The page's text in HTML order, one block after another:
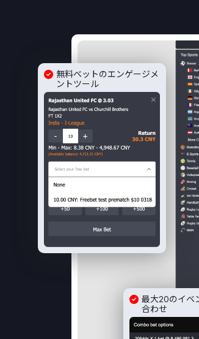
無料ベットのエンゲージメ
ントツール
最大20のイベ
合わせ